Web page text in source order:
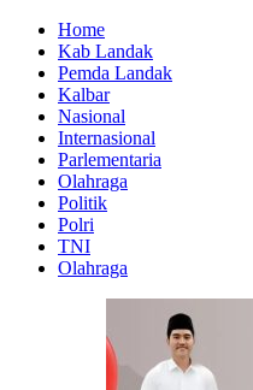
Home
Kab Landak
Pemda Landak
Kalbar
Nasional
Internasional
Parlementaria
Olahraga
Politik
Polri
TNI
Olahraga